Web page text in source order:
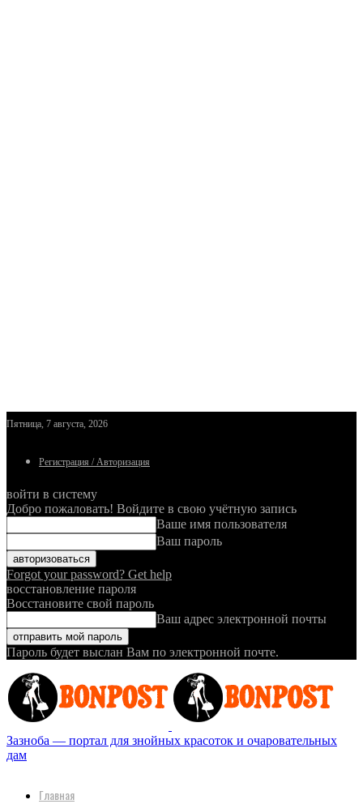
Пятница, 7 августа, 2026
Регистрация / Авторизация
войти в систему
Добро пожаловать! Войдите в свою учётную запись
Ваше имя пользователя
Ваш пароль
Forgot your password? Get help
восстановление пароля
Восстановите свой пароль
Ваш адрес электронной почты
Пароль будет выслан Вам по электронной почте.
Зазноба — портал для знойных красоток и очаровательных
дам
Главная